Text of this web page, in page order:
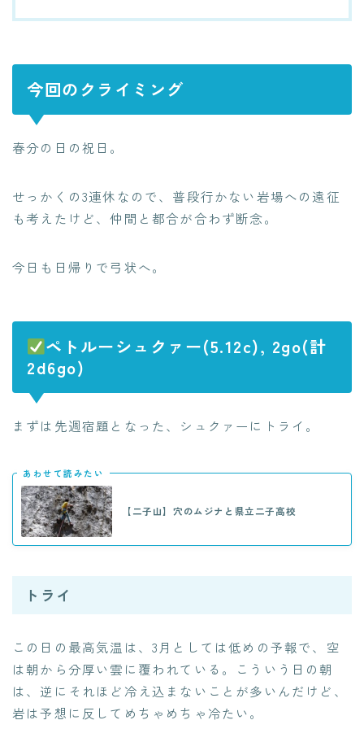
今回のクライミング
春分の日の祝日。
せっかくの3連休なので、普段行かない岩場への遠征
も考えたけど、仲間と都合が合わず断念。
今日も日帰りで弓状へ。
ペトルーシュクァー(5.12c), 2go(計
2d6go)
まずは先週宿題となった、シュクァーにトライ。
あわせて読みたい
【二子山】穴のムジナと県立二子高校
トライ
この日の最高気温は、3月としては低めの予報で、空
は朝から分厚い雲に覆われている。こういう日の朝
は、逆にそれほど冷え込まないことが多いんだけど、
岩は予想に反してめちゃめちゃ冷たい。